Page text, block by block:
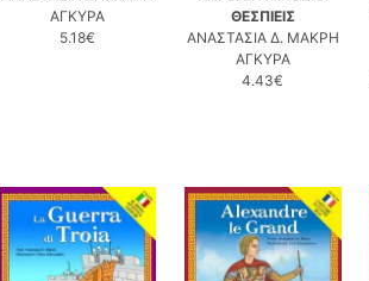
ΑΓΚΥΡΑ
5.18€
ΘΕΣΠΙΕΙΣ
ΑΝΑΣΤΑΣΙΑ Δ. ΜΑΚΡΗ
ΑΓΚΥΡΑ
4.43€